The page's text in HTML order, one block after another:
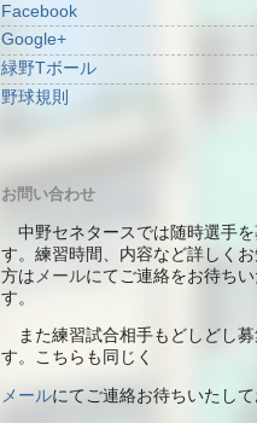
Facebook
Google+
緑野Tボール
野球規則
お問い合わせ
中野セネタースでは随時選手を
す。練習時間、内容など詳しく
方は メールにてご連絡をお待ち
す。
また練習試合相手もどしどし募
す。こちらも同じく
メールにて ご連絡お待ちいたして